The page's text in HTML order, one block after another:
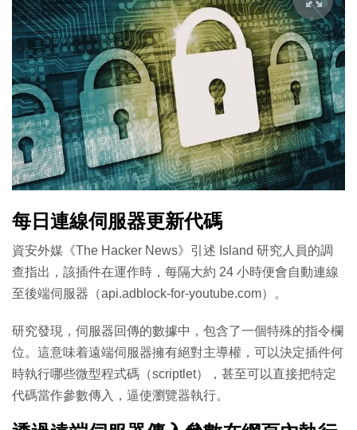
每日連線伺服器更新代碼
資安外媒《The Hacker News》引述 Island 研究人員的調
查指出，該插件在運作時，每隔大約 24 小時便會自動連線
至後端伺服器（api.adblock-for-youtube.com）。
研究發現，伺服器回傳的數據中，包含了一個特殊的指令欄
位。這意味着遠端伺服器擁有絕對主導權，可以決定插件何
時執行哪些微型程式碼（scriptlet），甚至可以直接把特定
代碼當作參數傳入，逼使瀏覽器執行。